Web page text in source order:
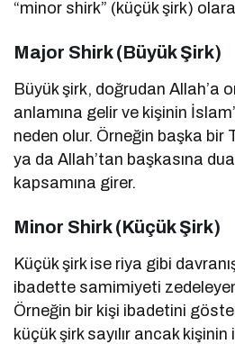
“minor shirk” (küçük şirk)
Major Shirk (Büyük Şirk)
Büyük şirk, doğrudan Allah’a
anlamına gelir ve kişinin
neden olur. Örneğin başka bir
ya da Allah’tan başkasına
kapsamına girer.
Minor Shirk (Küçük Şirk)
Küçük şirk ise riya gibi
ibadette samimiyeti
Örneğin bir kişi ibadetini
küçük şirk sayılır ancak kişinin